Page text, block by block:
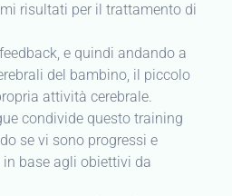
risultati per il trattamento di
e quindi andando a
del bambino, il piccolo
attività cerebrale.
condivide questo training
se vi sono progressi e
in base agli obiettivi da